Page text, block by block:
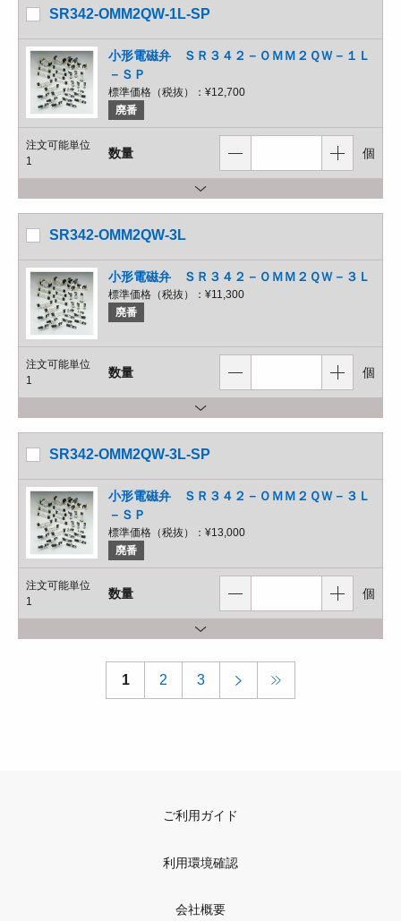
SR342-OMM2QW-1L-SP
小形電磁弁 ＳＲ３４２－ＯＭＭ２ＱＷ－１Ｌ
－ＳＰ
標準価格（税抜）： ¥12,700
廃番
注文可能単位
1
数量 個
SR342-OMM2QW-3L
小形電磁弁 ＳＲ３４２－ＯＭＭ２ＱＷ－３Ｌ
標準価格（税抜）： ¥11,300
廃番
注文可能単位
1
数量 個
SR342-OMM2QW-3L-SP
小形電磁弁 ＳＲ３４２－ＯＭＭ２ＱＷ－３Ｌ
－ＳＰ
標準価格（税抜）： ¥13,000
廃番
注文可能単位
1
数量 個
1 2 3
ご利用ガイド
利用環境確認
会社概要